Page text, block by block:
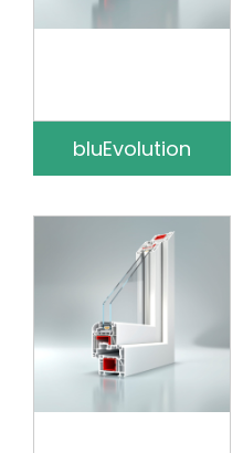
bluEvolution